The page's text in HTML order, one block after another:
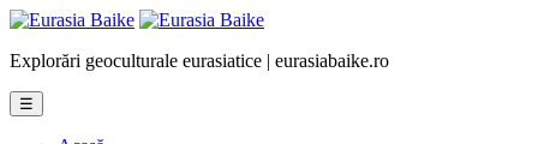
Explorări geoculturale eurasiatice | eurasiabaike.ro
☰